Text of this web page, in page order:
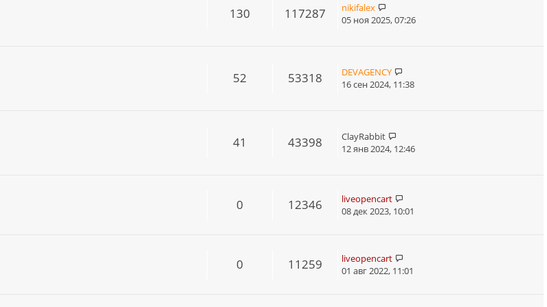
130 117287
nikifalex
05 ноя 2025, 07:26
52 53318
DEVAGENCY
16 сен 2024, 11:38
41 43398
ClayRabbit
12 янв 2024, 12:46
0 12346
liveopencart
08 дек 2023, 10:01
0 11259
liveopencart
01 авг 2022, 11:01